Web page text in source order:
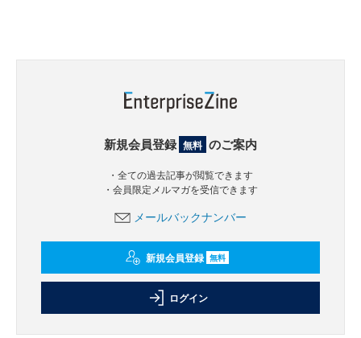
新規会員登録 無料 のご案内
・全ての過去記事が閲覧できます
・会員限定メルマガを受信できます
メールバックナンバー
新規会員登録 無料
ログイン